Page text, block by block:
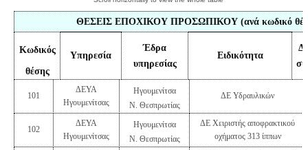
ΘΕΣΕΙΣ ΕΠΟΧΙΚΟΥ ΠΡΟΣΩΠΙΚΟΥ (ανά κωδικό
Κωδικός
θέσης
Υπηρεσία
Έδρα
υπηρεσίας
Ειδικότητα
101
ΔΕΥΑ
Ηγουμενίτσας
Ηγουμενίτσα
Ν. Θεσπρωτίας
ΔΕ Υδραυλικών
102
ΔΕΥΑ
Ηγουμενίτσας
Ηγουμενίτσα
Ν. Θεσπρωτίας
ΔΕ Χειριστής αποφρακτικού
οχήματος 313 ίππων